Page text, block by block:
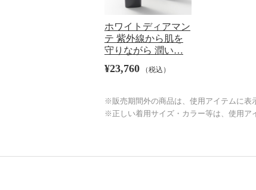
ホワイトディアマン
テ 紫外線から肌を
守りながら 潤い…
¥23,760 （税込）
※販売期間外の商品は、使用アイテムに表
※正しい着用サイズ・カラー等は、使用ア